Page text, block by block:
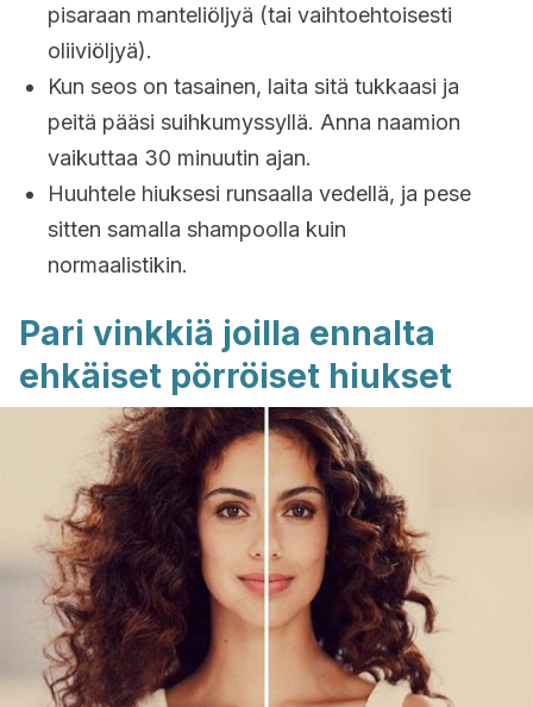
pisaraan manteliöljyä (tai vaihtoehtoisesti
oliiviöljyä).
Kun seos on tasainen, laita sitä tukkaasi ja
peitä pääsi suihkumyssyllä. Anna naamion
vaikuttaa 30 minuutin ajan.
Huuhtele hiuksesi runsaalla vedellä, ja pese
sitten samalla shampoolla kuin
normaalistikin.
Pari vinkkiä joilla ennalta
ehkäiset pörröiset hiukset